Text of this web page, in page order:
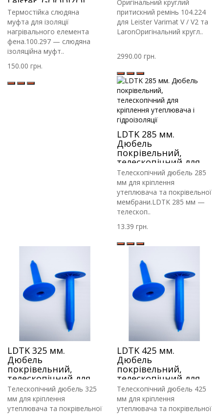
Rayma, HLTE
Термостійка слюдяна
муфта для ізоляції
нагрівального елемента
фена.100.297 — слюдяна
ізоляційна муфт..
150.00 грн.
Оригінальний круглий
притискний ремінь 104.224
для Leister Varimat V / V2 та
LaronОригінальний кругл..
2990.00 грн.
LDTK 285 мм.
Дюбель
покрівельний,
телескопічний для
кріплення
утеплювача і
гідроізоляції
Телескопічний дюбель 285
мм для кріплення
утеплювача та покрівельної
мембрани.LDTK 285 мм —
телескоп..
13.39 грн.
LDTK 325 мм.
Дюбель
покрівельний,
телескопічний для
кріплення
утеплювача і
гідроізоляції
Телескопічний дюбель 325
мм для кріплення
утеплювача та покрівельної
LDTK 425 мм.
Дюбель
покрівельний,
телескопічний для
кріплення
утеплювача і
гідроізоляції
Телескопічний дюбель 425
мм для кріплення
утеплювача та покрівельної